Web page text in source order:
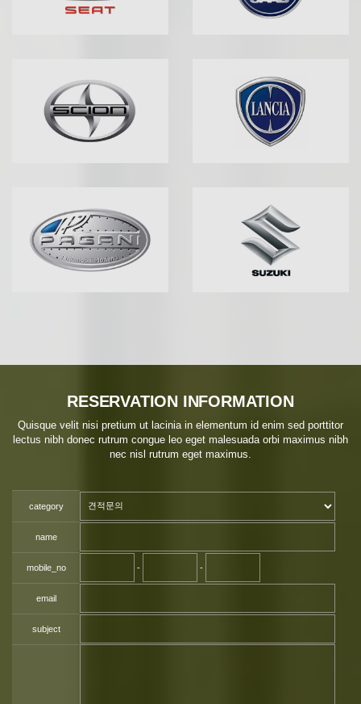
RESERVATION INFORMATION
Quisque velit nisi pretium ut lacinia in elementum id enim sed porttitor
lectus nibh donec rutrum congue leo eget malesuada orbi maximus nibh
nec nisl rutrum eget maximus.
category
name
mobile_no - -
email
subject